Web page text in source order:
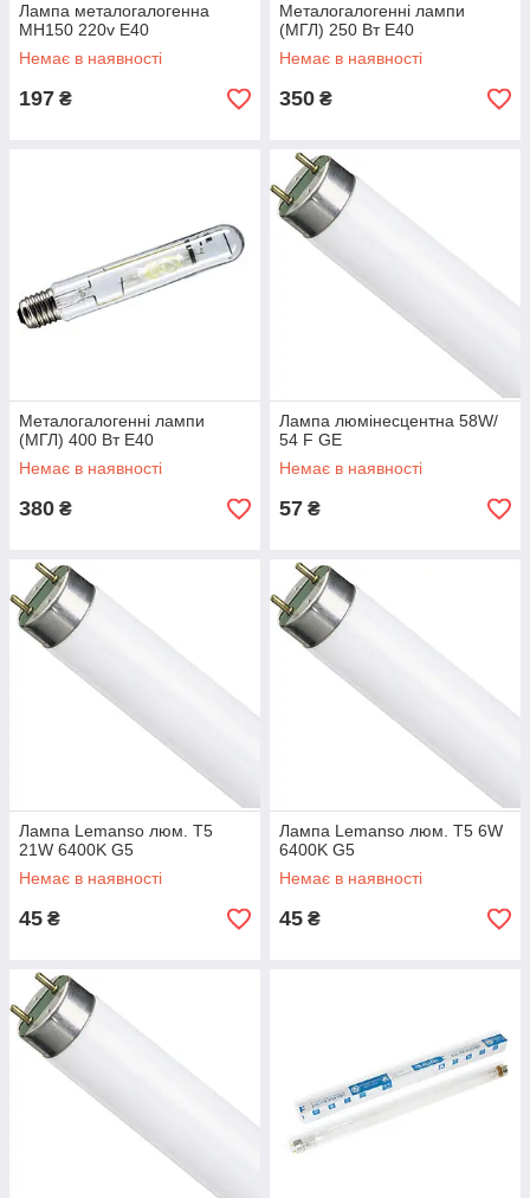
Лампа металогалогенна
MH150 220v E40
Немає в наявності
197 ₴
Металогалогенні лампи
(МГЛ) 250 Вт Е40
Немає в наявності
350 ₴
Металогалогенні лампи
(МГЛ) 400 Вт Е40
Немає в наявності
380 ₴
Лампа люмінесцентна 58W/
54 F GE
Немає в наявності
57 ₴
Лампа Lemanso люм. T5
21W 6400K G5
Немає в наявності
45 ₴
Лампа Lemanso люм. T5 6W
6400K G5
Немає в наявності
45 ₴